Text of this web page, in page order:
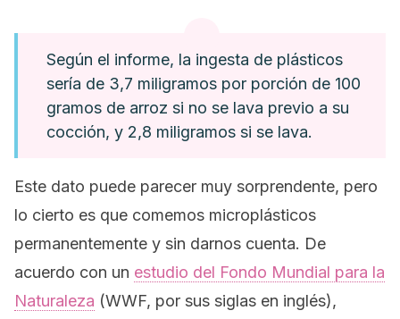
Según el informe, la ingesta de plásticos
sería de 3,7 miligramos por porción de 100
gramos de arroz si no se lava previo a su
cocción, y 2,8 miligramos si se lava.
Este dato puede parecer muy sorprendente, pero
lo cierto es que comemos microplásticos
permanentemente y sin darnos cuenta. De
acuerdo con un estudio del Fondo Mundial para la
Naturaleza (WWF, por sus siglas en inglés),